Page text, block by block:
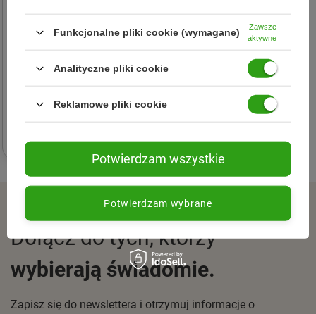
HealthLabs
Solve On serum redukujące
przebarwienia 30ml
ZAPISZ SIĘ DO NEWSLETTERA
Dołącz do tych, którzy
wybierają świadomie.
Zapisz się do newslettera i otrzymuj informacje o
Funkcjonalne pliki cookie (wymagane)
Zawsze
aktywne
Analityczne pliki cookie
Reklamowe pliki cookie
Potwierdzam wybrane
Potwierdzam wszystkie